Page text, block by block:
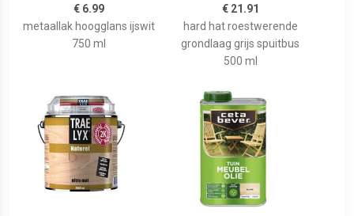
€ 6.99
metaallak hoogglans ijswit
750 ml
€ 21.91
hard hat roestwerende
grondlaag grijs spuitbus
500 ml